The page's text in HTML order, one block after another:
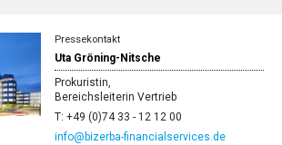
Pressekontakt
Uta Gröning-Nitsche
Prokuristin,
Bereichsleiterin Vertrieb
T: +49 (0)74 33 - 12 12 00
info@bizerba-financialservices.de